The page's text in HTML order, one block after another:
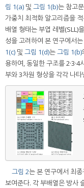
림 1(a) 및 그림 1(b)는 참고
가중치 최적화 알고리즘을
배열 형태는 부엽 레벨(SLL)
성을 고려하여 본 연구에서
1(c) 및 그림 1(d)는그림 1(b)
용하여, 동일한 구조를
부와 3차원 형상을 각각 나타
그림 2는 본 연구에서 최
보여준다. 각 부배열은 방사